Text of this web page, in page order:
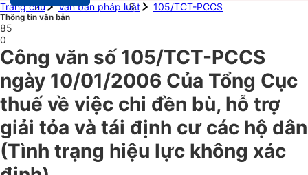
Trang chủ
Văn bản pháp luật 105/TCT-PCCS
Thông tin văn bản
85
0
Công văn số 105/TCT-PCCS
ngày 10/01/2006 Của Tổng Cục
thuế về việc chi đền bù, hỗ trợ
giải tỏa và tái định cư các hộ dân
(Tình trạng hiệu lực không xác